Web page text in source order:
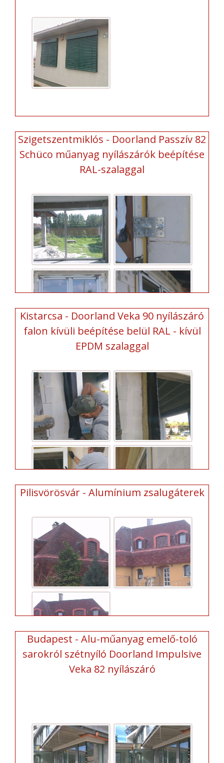
Szigetszentmiklós - Doorland Passzív 82
Schüco műanyag nyílászárók beépítése
RAL-szalaggal
Kistarcsa - Doorland Veka 90 nyílászáró
falon kívüli beépítése belül RAL - kívül
EPDM szalaggal
Pilisvörösvár - Alumínium zsalugáterek
Budapest - Alu-műanyag emelő-toló
sarokról szétnyíló Doorland Impulsive
Veka 82 nyílászáró